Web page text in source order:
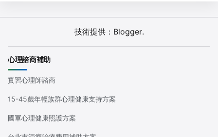
技術提供： Blogger.
心理諮商補助
實習心理師諮商
15-45歲年輕族群心理健康支持方案
國軍心理健康照護方案